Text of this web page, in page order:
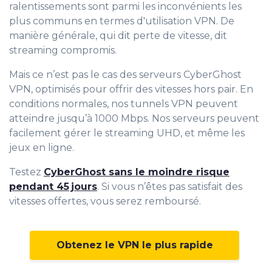
ralentissements sont parmi les inconvénients les
plus communs en termes d'utilisation VPN. De
manière générale, qui dit perte de vitesse, dit
streaming compromis.
Mais ce n’est pas le cas des serveurs CyberGhost
VPN, optimisés pour offrir des vitesses hors pair. En
conditions normales, nos tunnels VPN peuvent
atteindre jusqu’à 1000 Mbps. Nos serveurs peuvent
facilement gérer le streaming UHD, et même les
jeux en ligne.
Testez CyberGhost sans le moindre risque
pendant 45 jours. Si vous n’êtes pas satisfait des
vitesses offertes, vous serez remboursé.
Obtenez le VPN le plus rapide